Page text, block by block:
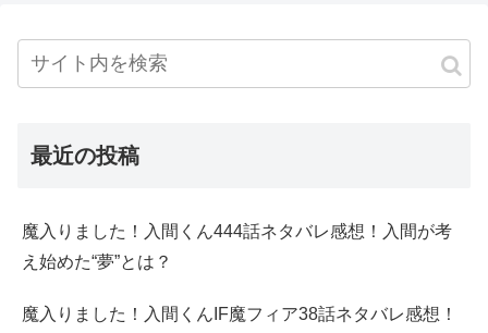
最近の投稿
魔入りました！入間くん444話ネタバレ感想！入間が考
え始めた“夢”とは？
魔入りました！入間くんIF魔フィア38話ネタバレ感想！